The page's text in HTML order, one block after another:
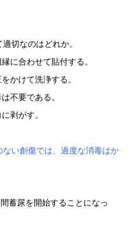
切なのはどれか。
に合わせて貼付する。
かけて洗浄する。
不要である。
剥がす。
い創傷では、過度な消毒はか
蓄尿を開始することになっ